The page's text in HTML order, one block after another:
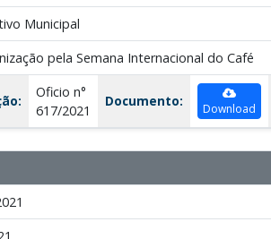
Municipal
pela Semana Internacional do Café
Oficio n°
617/2021
Documento: Download